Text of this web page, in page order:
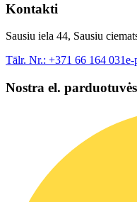
Kontakti
Sausiu iela 44, Sausiu
Tālr. Nr.: +371 66 164 031e-
Nostra el. parduotuvės